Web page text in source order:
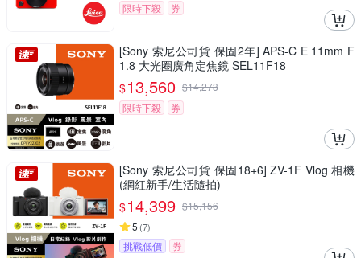
限時下殺 券
[Sony 索尼公司貨 保固2年] APS-C E 11mm F
1.8 大光圈廣角定焦鏡 SEL11F18
$13,560 $14,273
限時下殺
券
[Sony 索尼公司貨 保固18+6] ZV-1F Vlog 相機
(網紅新手/生活隨拍)
$14,399 $15,156
5 (7)
挑戰低價 券